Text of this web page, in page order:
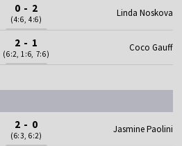
0 - 2
(4:6, 4:6)
Linda Noskova
2 - 1
(6:2, 1:6, 7:6)
Coco Gauff
2 - 0
(6:3, 6:2)
Jasmine Paolini